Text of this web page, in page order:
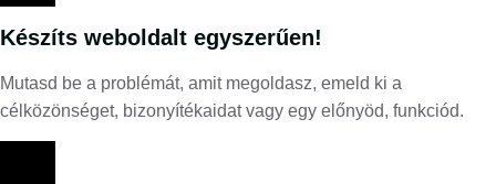
Készíts weboldalt egyszerűen!
Mutasd be a problémát, amit megoldasz, emeld ki a
célközönséget, bizonyítékaidat vagy egy előnyöd, funkciód.